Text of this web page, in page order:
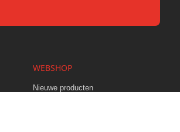
WEBSHOP
Nieuwe producten